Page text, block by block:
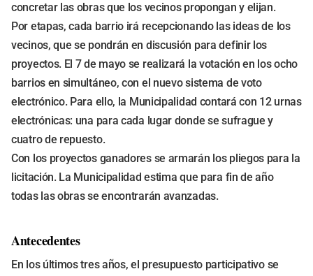
concretar las obras que los vecinos propongan y elijan.
Por etapas, cada barrio irá recepcionando las ideas de los
vecinos, que se pondrán en discusión para definir los
proyectos. El 7 de mayo se realizará la votación en los ocho
barrios en simultáneo, con el nuevo sistema de voto
electrónico. Para ello, la Municipalidad contará con 12 urnas
electrónicas: una para cada lugar donde se sufrague y
cuatro de repuesto.
Con los proyectos ganadores se armarán los pliegos para la
licitación. La Municipalidad estima que para fin de año
todas las obras se encontrarán avanzadas.
Antecedentes
En los últimos tres años, el presupuesto participativo se